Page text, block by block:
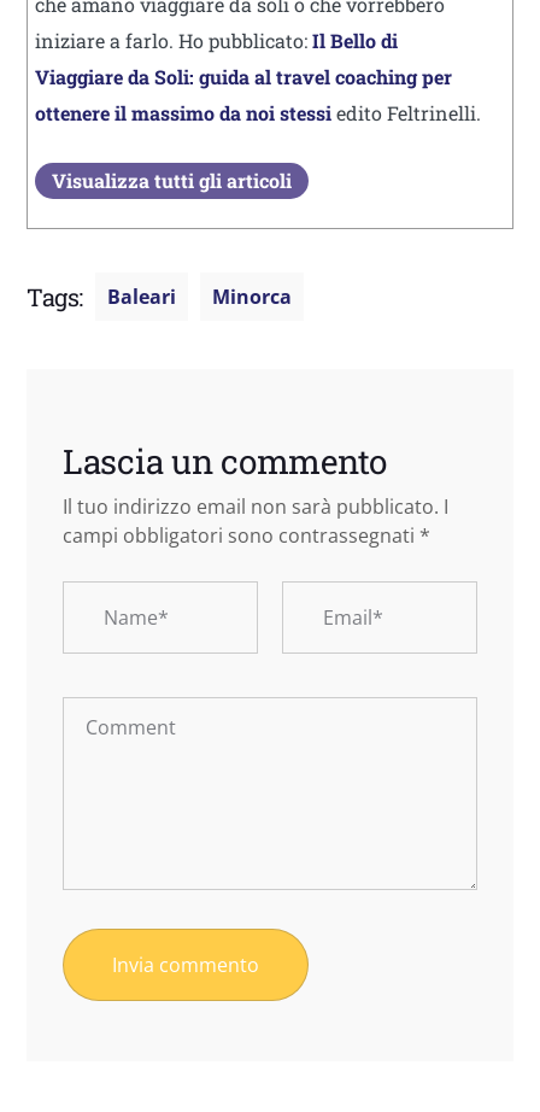
iniziare a farlo. Ho pubblicato:Il Bello di
Viaggiare da Soli: guida al travel coaching per
ottenere il massimo da noi stessiedito Feltrinelli.
Visualizza tutti gli articoli
Tags: Baleari Minorca
Lascia un commento
Il tuo indirizzo email non sarà pubblicato. I
campi obbligatori sono contrassegnati *